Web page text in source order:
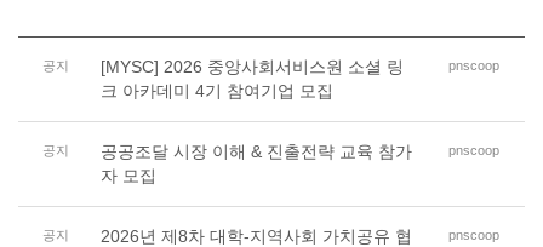
공지
[MYSC] 2026 중앙사회서비스원 소셜 링
크 아카데미 4기 참여기업 모집
pnscoop
공지
공공조달 시장 이해 & 진출전략 교육 참가
자 모집
pnscoop
공지
2026년 제8차 대학-지역사회 가치공유 협
pnscoop